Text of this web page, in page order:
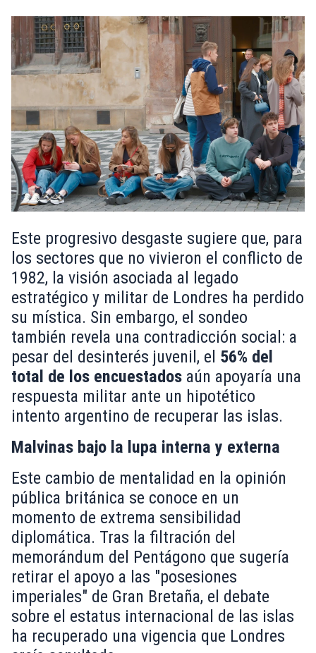
Este progresivo desgaste sugiere que, para
los sectores que no vivieron el conflicto de
1982, la visión asociada al legado
estratégico y militar de Londres ha perdido
su mística. Sin embargo, el sondeo
también revela una contradicción social: a
pesar del desinterés juvenil, el 56% del
total de los encuestados aún apoyaría una
respuesta militar ante un hipotético
intento argentino de recuperar las islas.
Malvinas bajo la lupa interna y externa
Este cambio de mentalidad en la opinión
pública británica se conoce en un
momento de extrema sensibilidad
diplomática. Tras la filtración del
memorándum del Pentágono que sugería
retirar el apoyo a las "posesiones
imperiales" de Gran Bretaña, el debate
sobre el estatus internacional de las islas
ha recuperado una vigencia que Londres